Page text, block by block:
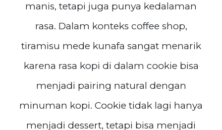
manis, tetapi juga punya kedalaman
rasa. Dalam konteks coffee shop,
tiramisu mede kunafa sangat menarik
karena rasa kopi di dalam cookie bisa
menjadi pairing natural dengan
minuman kopi. Cookie tidak lagi hanya
menjadi dessert, tetapi bisa menjadi